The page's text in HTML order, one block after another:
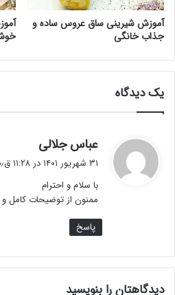
آموزش شیرینی ساق عروس ساده و
جذاب خانگی
یک دیدگاه
عباس جلالی
ت
۳۱ شهریور ۱۴۰۱ در ۱۱:۲۸ ق٫ظ
با سلام و احترام
ممنون از توضیحات
پاسخ
دیدگاهتان را بنویسید